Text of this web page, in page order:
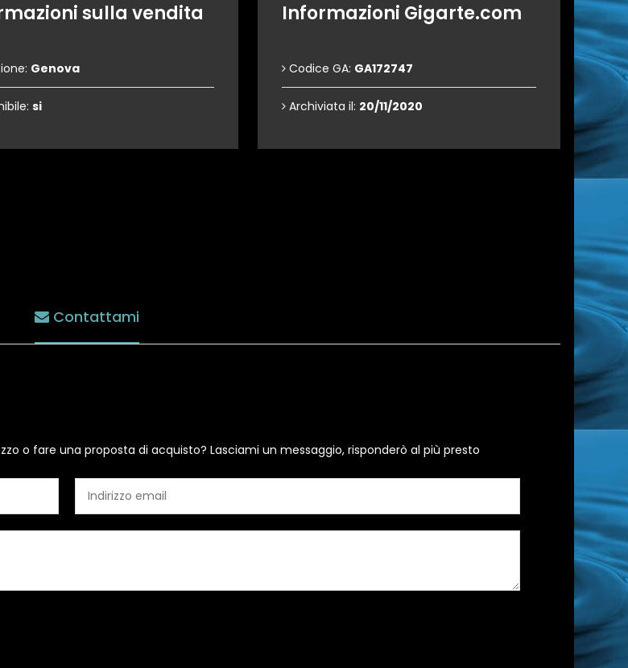
sulla vendita
Genova
si
Informazioni Gigarte.com
Codice GA: GA172747
Archiviata il: 20/11/2020
Contattami
o fare una proposta di acquisto? Lasciami un messaggio, risponderò al più presto